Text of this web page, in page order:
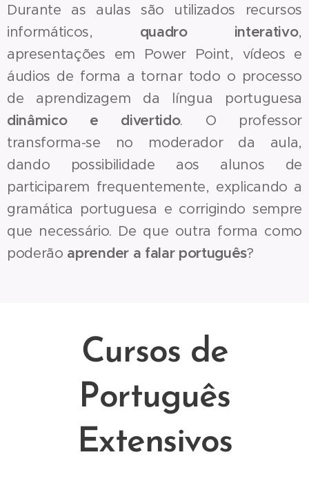
Durante as aulas são utilizados recursos
informáticos, quadro interativo,
apresentações em Power Point, vídeos e
áudios de forma a tornar todo o processo
de aprendizagem da língua portuguesa
dinâmico e divertido. O professor
transforma-se no moderador da aula,
dando possibilidade aos alunos de
participarem frequentemente, explicando a
gramática portuguesa e corrigindo sempre
que necessário. De que outra forma como
poderão aprender a falar português?
Cursos de
Português
Extensivos